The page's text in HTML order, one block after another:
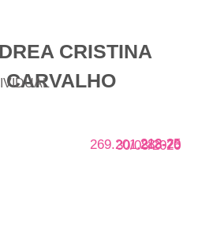
CRISTINA
CARVALHO
213-25
269.201.288-70
30/08/2026